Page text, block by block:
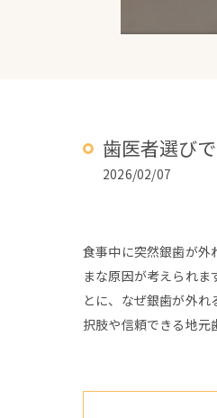
歯医者選び
2026/02/07
食事中に突然銀歯が外
まな原因が考えられ
とに、なぜ銀歯が外
択肢や信頼できる地元